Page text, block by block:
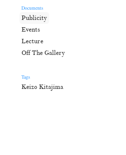
Documents
Publicity
Events
Lecture
Off The Gallery
Tags
Keizo Kitajima